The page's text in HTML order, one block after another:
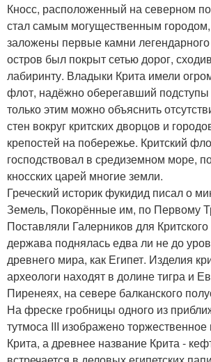
Кносс, расположенный на северном
стал самым могущественным
заложены первые камни
остров был покрыт сетью дорог,
лабиринту. Владыки Крита имели
флот, надёжно оберегавший подступы
только этим можно объяснить
стен вокруг критских дворцов и
крепостей на побережье. Критский
господствовал в средиземном море,
кносских царей многие земли.
Греческий историк фукидид писал о
Земель, Покорённые им, по Первому
Поставляли Галерников для
держава поднялась едва ли не до
древнего мира, как Египет. Изделия
археологи находят в долине тигра и
Пиренеях, на севере балканского
На фреске гробницы одного из
тутмоса III изображено
Крита, а древнее название Крита -